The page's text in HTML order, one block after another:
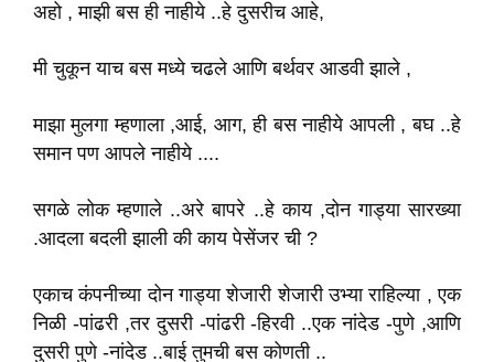
अहो , माझी बस ही नाहीये ..हे दुसरीच आहे,
मी चुकून याच बस मध्ये चढले आणि बर्थवर आडवी झाले ,
माझा मुलगा म्हणाला ,आई, आग, ही बस नाहीये आपली , बघ ..हे
समान पण आपले नाहीये ....
सगळे लोक म्हणाले ..अरे बापरे ..हे काय ,दोन गाड्या सारख्या
.आदला बदली झाली की काय पेसेंजर ची ?
एकाच कंपनीच्या दोन गाड्या शेजारी शेजारी उभ्या राहिल्या , एक
निळी -पांढरी ,तर दुसरी -पांढरी -हिरवी ..एक नांदेड -पुणे ,आणि
दुसरी पुणे -नांदेड ..बाई तुमची बस कोणती ..